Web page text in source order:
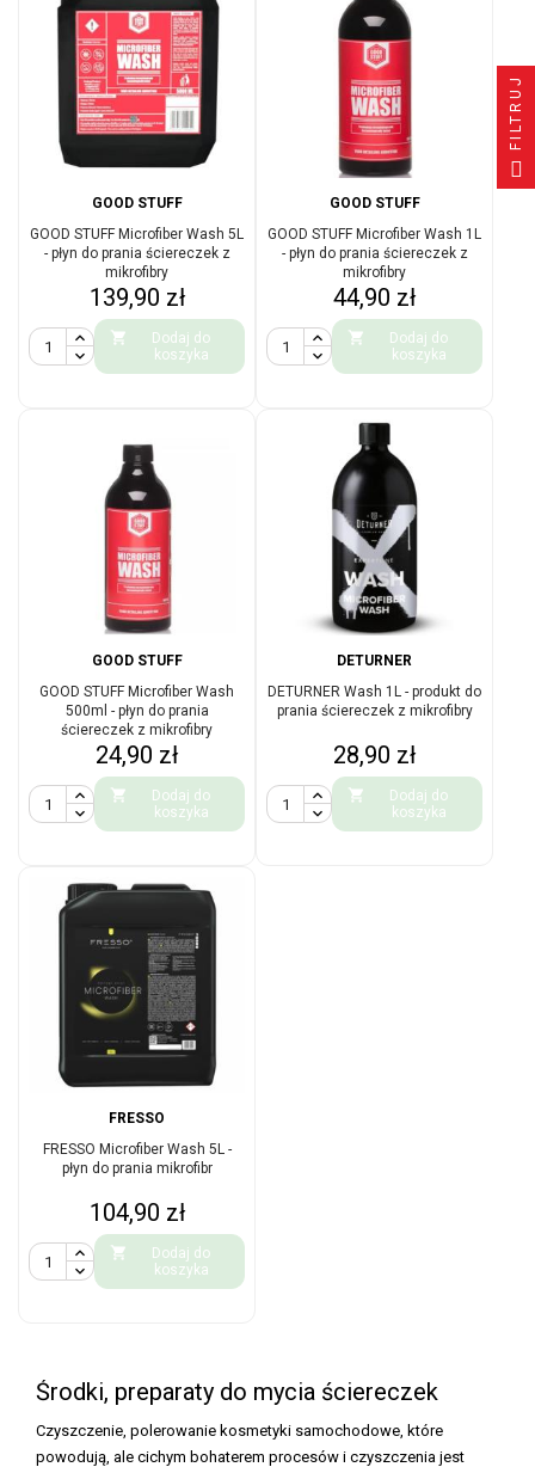
GOOD STUFF
GOOD STUFF Microfiber Wash 5L
- płyn do prania ściereczek z
mikrofibry
Cena
139,90 zł

Dodaj do
koszyka
GOOD STUFF
GOOD STUFF Microfiber Wash 1L
- płyn do prania ściereczek z
mikrofibry
Cena
44,90 zł

Dodaj do
koszyka
GOOD STUFF
GOOD STUFF Microfiber Wash
500ml - płyn do prania
ściereczek z mikrofibry
Cena
24,90 zł

Dodaj do
koszyka
DETURNER
DETURNER Wash 1L - produkt do
prania ściereczek z mikrofibry
Cena
28,90 zł

Dodaj do
koszyka
FRESSO
FRESSO Microfiber Wash 5L -
płyn do prania mikrofibr
Cena
104,90 zł

Dodaj do
koszyka
Środki, preparaty do mycia ściereczek
Czyszczenie, polerowanie kosmetyki samochodowe, które
powodują, ale cichym bohaterem procesów i czyszczenia jest
FILTRUJ